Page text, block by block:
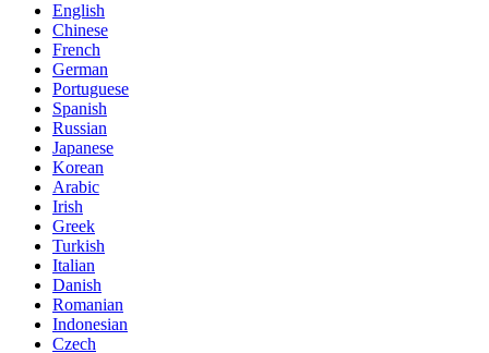
English
Chinese
French
German
Portuguese
Spanish
Russian
Japanese
Korean
Arabic
Irish
Greek
Turkish
Italian
Danish
Romanian
Indonesian
Czech